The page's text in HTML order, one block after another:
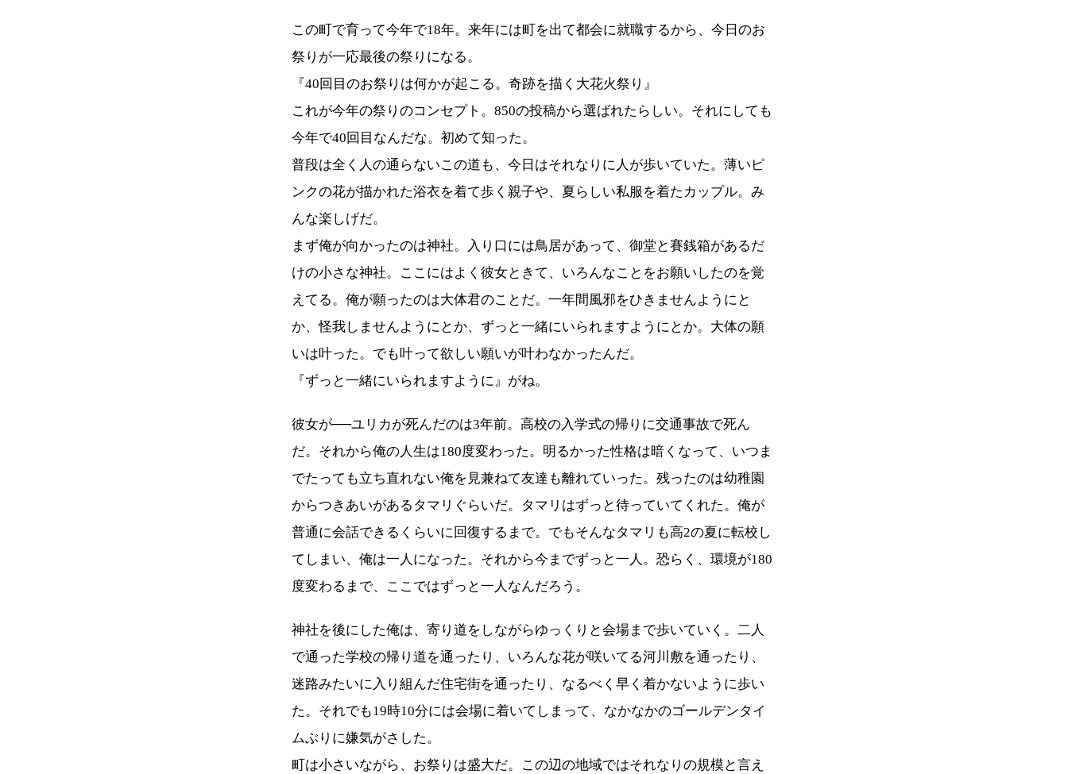
この町で育って今年で18年。来年には町を出て都会に就職するから、今日のお
祭りが一応最後の祭りになる。
『40回目のお祭りは何かが起こる。奇跡を描く大花火祭り』
これが今年の祭りのコンセプト。850の投稿から選ばれたらしい。それにしても
今年で40回目なんだな。初めて知った。
普段は全く人の通らないこの道も、今日はそれなりに人が歩いていた。薄いピ
ンクの花が描かれた浴衣を着て歩く親子や、夏らしい私服を着たカップル。み
んな楽しげだ。
まず俺が向かったのは神社。入り口には鳥居があって、御堂と賽銭箱があるだ
けの小さな神社。ここにはよく彼女ときて、いろんなことをお願いしたのを覚
えてる。俺が願ったのは大体君のことだ。一年間風邪をひきませんようにと
か、怪我しませんようにとか、ずっと一緒にいられますようにとか。大体の願
いは叶った。でも叶って欲しい願いが叶わなかったんだ。
『ずっと一緒にいられますように』がね。
彼女が──ユリカが死んだのは3年前。高校の入学式の帰りに交通事故で死ん
だ。それから俺の人生は180度変わった。明るかった性格は暗くなって、いつま
でたっても立ち直れない俺を見兼ねて友達も離れていった。残ったのは幼稚園
からつきあいがあるタマリぐらいだ。タマリはずっと待っていてくれた。俺が
普通に会話できるくらいに回復するまで。でもそんなタマリも高2の夏に転校し
てしまい、俺は一人になった。それから今までずっと一人。恐らく、環境が180
度変わるまで、ここではずっと一人なんだろう。
神社を後にした俺は、寄り道をしながらゆっくりと会場まで歩いていく。二人
で通った学校の帰り道を通ったり、いろんな花が咲いてる河川敷を通ったり、
迷路みたいに入り組んだ住宅街を通ったり、なるべく早く着かないように歩い
た。それでも19時10分には会場に着いてしまって、なかなかのゴールデンタイ
ムぶりに嫌気がさした。
町は小さいながら、お祭りは盛大だ。この辺の地域ではそれなりの規模と言え